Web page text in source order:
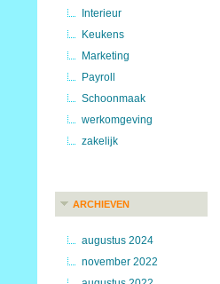
Interieur
Keukens
Marketing
Payroll
Schoonmaak
werkomgeving
zakelijk
ARCHIEVEN
augustus 2024
november 2022